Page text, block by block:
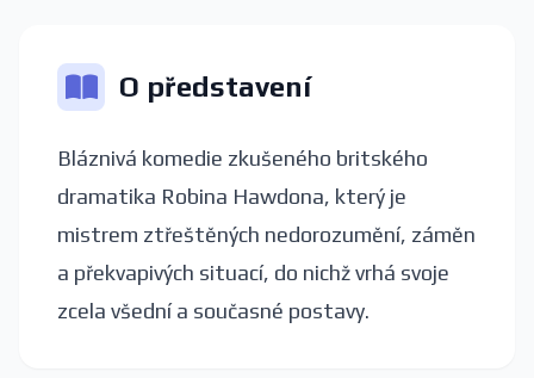
O představení
Bláznivá komedie zkušeného britského
dramatika Robina Hawdona, který je
mistrem ztřeštěných nedorozumění, záměn
a překvapivých situací, do nichž vrhá svoje
zcela všední a současné postavy.